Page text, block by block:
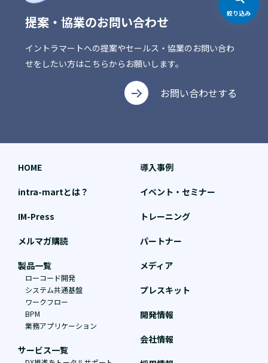
提案・協業のお問い合わせ
イントラマートへの提案やセールス・協業のお問い合わ
せをしたい方はこちらからお願いします。
お問い合わせする
HOME
intra-martとは？
IM-Press
メルマガ購読
製品一覧
ローコード開発
システム共通基盤
ワークフロー
BPM
業務アプリケーション
サービス一覧
導入事例
イベント・セミナー
トレーニング
パートナー
メディア
プレスキット
開発情報
会社情報
絞り込み